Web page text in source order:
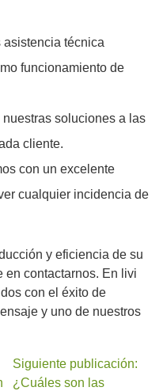
asistencia técnica
funcionamiento de
soluciones a las
cliente.
con un excelente
cualquier incidencia de
y eficiencia de su
en contactarnos. En livi
con el éxito de
y uno de nuestros
Siguiente publicación:
¿Cuáles son las